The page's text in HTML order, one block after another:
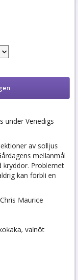
under Venedigs
av solljus
mellanmål
kryddor. Problemet
kan förbli en
Maurice
valnöt